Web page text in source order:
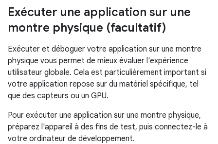
Exécuter une application sur une
montre physique (facultatif)
Exécuter et déboguer votre application sur une montre
physique vous permet de mieux évaluer l'expérience
utilisateur globale. Cela est particulièrement important si
votre application repose sur du matériel spécifique, tel
que des capteurs ou un GPU.
Pour exécuter une application sur une montre physique,
préparez l'appareil à des fins de test, puis connectez-le à
votre ordinateur de développement.